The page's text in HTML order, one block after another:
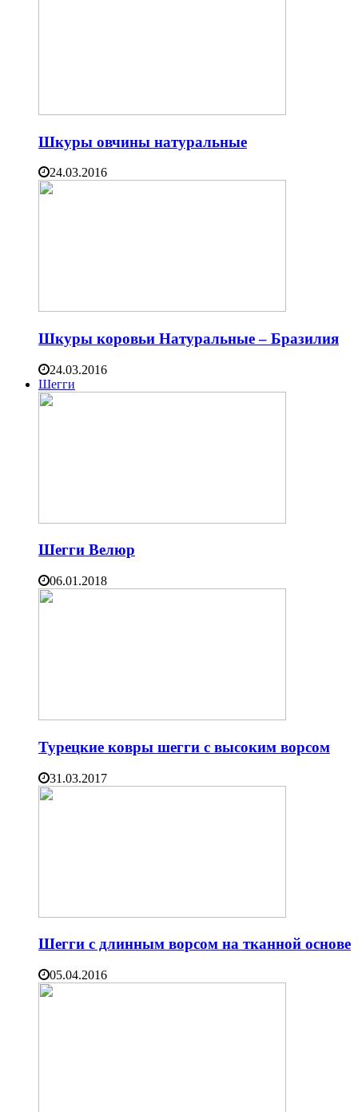
Шкуры овчины натуральные
24.03.2016
Шкуры коровьи Натуральные – Бразилия
24.03.2016
Шегги
Шегги Велюр
06.01.2018
Турецкие ковры шегги с высоким ворсом
31.03.2017
Шегги с длинным ворсом на тканной основе
05.04.2016